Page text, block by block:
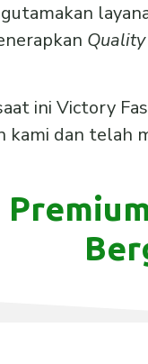
ini Victory
kami dan telah